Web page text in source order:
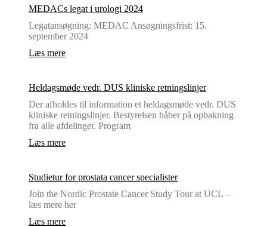
MEDACs legat i urologi 2024
Legatansøgning: MEDAC Ansøgningsfrist: 15.
september 2024
Læs mere
Heldagsmøde vedr. DUS kliniske retningslinjer
Der afholdes til information et heldagsmøde vedr. DUS
kliniske retningslinjer. Bestyrelsen håber på opbakning
fra alle afdelinger. Program
Læs mere
Studietur for prostata cancer specialister
Join the Nordic Prostate Cancer Study Tour at UCL –
læs mere her
Læs mere